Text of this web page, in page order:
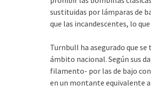
sustituidas por lámparas de
que las incandescentes, lo
Turnbull ha asegurado que
ámbito nacional. Según sus
filamento- por las de bajo
en un montante equivalente a